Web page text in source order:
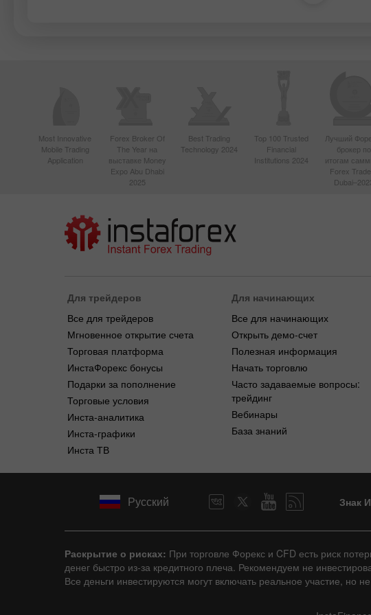
Most Innovative
Mobile Trading
Application
Forex Broker Of
The Year на
выставке Money
Expo Abu Dhabi
2025
Best Trading
Technology 2024
Top 100 Trusted
Financial
Institutions 2024
Лучший
брокер по
итогам
Forex
Для трейдеров
Все для трейдеров
Мгновенное открытие счета
Торговая платформа
ИнстаФорекс бонусы
Подарки за пополнение
Торговые условия
Инста-аналитика
Инста-графики
Инста ТВ
Для начинающих
Все для начинающих
Открыть демо-счет
Полезная информация
Начать торговлю
Часто задаваемые вопросы:
трейдинг
Вебинары
База знаний
Русский Знак
Раскрытие о рисках: При торговле Форекс и CFD есть риск
денег быстро из-за кредитного плеча. Рекомендуем не
Все деньги инвестируются могут включать реальное участие, но